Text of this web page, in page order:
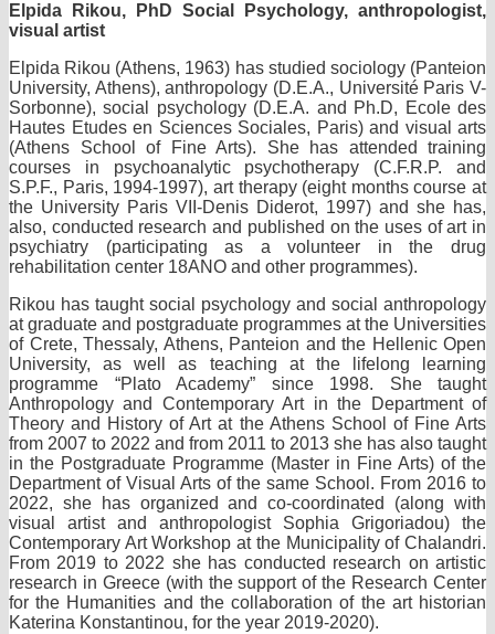
Elpida Rikou, PhD Social Psychology, anthropologist,
visual artist
Elpida Rikou (Athens, 1963) has studied sociology (Panteion
University, Athens), anthropology (D.E.A., Université Paris V-
Sorbonne), social psychology (D.E.A. and Ph.D, Ecole des
Hautes Etudes en Sciences Sociales, Paris) and visual arts
(Athens School of Fine Arts). She has attended training
courses in psychoanalytic psychotherapy (C.F.R.P. and
S.P.F., Paris, 1994-1997), art therapy (eight months course at
the University Paris VII-Denis Diderot, 1997) and she has,
also, conducted research and published on the uses of art in
psychiatry (participating as a volunteer in the drug
rehabilitation center 18ANO and other programmes).
Rikou has taught social psychology and social anthropology
at graduate and postgraduate programmes at the Universities
of Crete, Thessaly, Athens, Panteion and the Hellenic Open
University, as well as teaching at the lifelong learning
programme “Plato Academy” since 1998. She taught
Anthropology and Contemporary Art in the Department of
Theory and History of Art at the Athens School of Fine Arts
from 2007 to 2022 and from 2011 to 2013 she has also taught
in the Postgraduate Programme (Master in Fine Arts) of the
Department of Visual Arts of the same School. From 2016 to
2022, she has organized and co-coordinated (along with
visual artist and anthropologist Sophia Grigoriadou) the
Contemporary Art Workshop at the Municipality of Chalandri.
From 2019 to 2022 she has conducted research on artistic
research in Greece (with the support of the Research Center
for the Humanities and the collaboration of the art historian
Katerina Konstantinou, for the year 2019-2020).